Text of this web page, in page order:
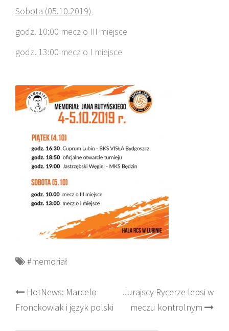
Sobota (05.10.2019)
godz. 10:00 mecz o III miejsce
godz. 13:00 mecz o I miejsce
#memoriał
Post
navigation
HotNews: Marcelo
Fronckowiak i język polski
Jurajscy Rycerze lepsi w
meczu kontrolnym